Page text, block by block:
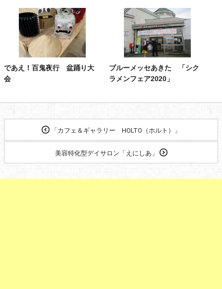
であえ！百鬼夜行 盆踊り大
会
ブルーメッセあきた 「シク
ラメンフェア2020」
「カフェ＆ギャラリー HOLTO（ホルト）」
美容特化型デイサロン「えにしあ」